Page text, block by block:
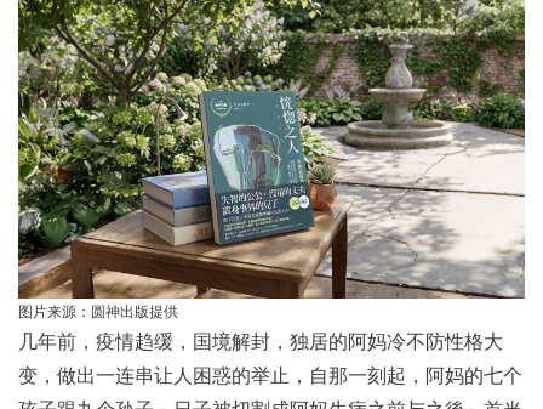
图片来源：圆神出版提供
几年前，疫情趋缓，国境解封，独居的阿妈冷不防性格大
变，做出一连串让人困惑的举止，自那一刻起，阿妈的七个